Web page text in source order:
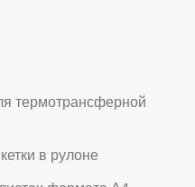
термотрансферной
в рулоне